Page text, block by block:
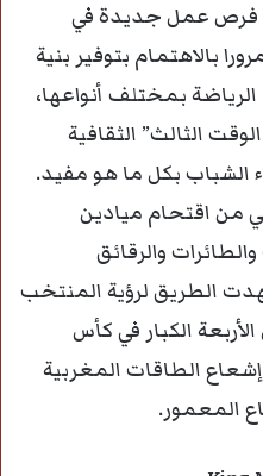
فرص عمل جديدة في
بالاهتمام بتوفير بنية
بمختلف أنواعها،
الثالث” الثقافية
الشباب بكل ما هو مفيد.
من اقتحام ميادين
والرقائق
الطريق لرؤية المنتخب
الكبار في كأس
وزاد دائرة إشعاع الطاقات المغربية
المعمور.